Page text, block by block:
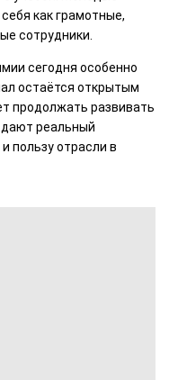
как грамотные,
сотрудники.
сегодня особенно
остаётся открытым
продолжать развивать
реальный
пользу отрасли в